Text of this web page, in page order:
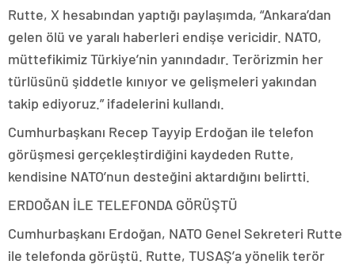
Rutte, X hesabından yaptığı paylaşımda, “Ankara’dan
gelen ölü ve yaralı haberleri endişe vericidir. NATO,
müttefikimiz Türkiye’nin yanındadır. Terörizmin her
türlüsünü şiddetle kınıyor ve gelişmeleri yakından
takip ediyoruz.” ifadelerini kullandı.
Cumhurbaşkanı Recep Tayyip Erdoğan ile telefon
görüşmesi gerçekleştirdiğini kaydeden Rutte,
kendisine NATO’nun desteğini aktardığını belirtti.
ERDOĞAN İLE TELEFONDA GÖRÜŞTÜ
Cumhurbaşkanı Erdoğan, NATO Genel Sekreteri Rutte
ile telefonda görüştü. Rutte, TUSAŞ’a yönelik terör